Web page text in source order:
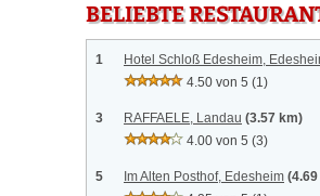
BELIEBTE
1
Hotel Schloß Edesheim,
4.50 von 5 (1)
3 RAFFAELE, Landau (3.57 km)
4.00 von 5 (3)
5 Im Alten Posthof, Edesheim